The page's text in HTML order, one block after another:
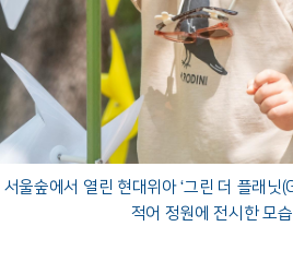
울숲에서 열린 현대위아 ‘그린 더 플래
적어 정원에 전시한 모습.